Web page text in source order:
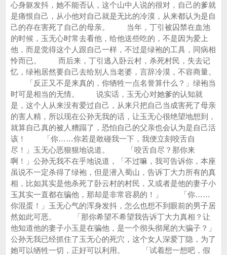
心身躯发抖，她不能否认，这个山中人说的很对，自己的爹就
是痛恨自己，从小他对自己就是无比的冷漠，从来都认为是自
己的存在害死了自己的母亲。 当年，丁引被囚禁在血池
的时候，玉无心时常去看他，给他送些吃的，不是因为爱上
他，而是觉得这个人跟自己一样，不过是绿袍的工具，同病相
怜而已。 而后来，丁引逃入卧云村，杀死村民，失去记
忆，绿袍居然要自己去给别人当老婆，言辞冷漠，不容商量。
「反正又不是来真的，你牺牲一点名誉算什么？」绿袍当
时可是相当的无情。 说实话，玉无心对她爹的认知就
是，这个人从来没有爱过自己，从来只把自己当成害死了母亲
的害人精，所以现在公孙无我的话，让玉无心很绝望地想到，
就算自己真的被人糟蹋了，恐怕自己的父亲也会认为是自己活
该！ 「你……你若是敢碰我一下，我便立刻咬舌自
尽！」玉无心恶狠狠地说道。 「咬舌自尽？那你来
啊！」公孙无我不在乎地说道，「不过嘛，我可告诉你，本座
虽说不一定杀得了绿袍，但是潜入蜀山，告诉丁大力所有的真
相，比如其实是他杀死了卧云村的村民，又或者是他的妻子小
玉其实一直都在骗他，那却是非常容易的！」 「你……
你混蛋！」玉无心气的浑身发抖，怎么也想不到眼前的男子居
然如此可恶。 「那你希望不希望我告诉丁大力真相？让
他知道他的妻子小玉是在骗他，是一个彻头彻尾的大骗子？」
公孙无我已经抓住了玉无心的死穴，这个女人深爱丁隐，为了
她可以牺牲一切，正好可以利用。 「试着想一想吧，假